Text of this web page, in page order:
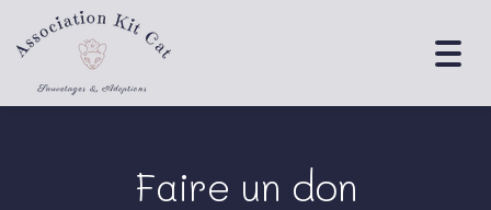
Faire un don